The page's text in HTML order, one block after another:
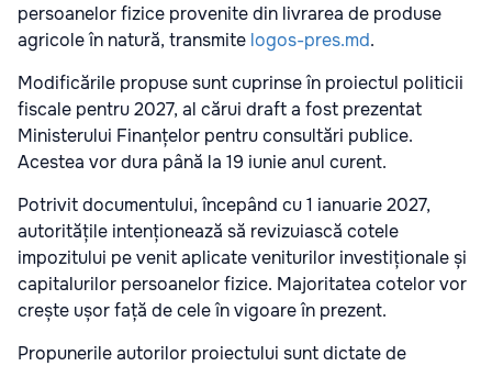
persoanelor fizice provenite din livrarea de produse
agricole în natură, transmite logos-pres.md.
Modificările propuse sunt cuprinse în proiectul politicii
fiscale pentru 2027, al cărui draft a fost prezentat
Ministerului Finanțelor pentru consultări publice.
Acestea vor dura până la 19 iunie anul curent.
Potrivit documentului, începând cu 1 ianuarie 2027,
autoritățile intenționează să revizuiască cotele
impozitului pe venit aplicate veniturilor investiționale și
capitalurilor persoanelor fizice. Majoritatea cotelor vor
crește ușor față de cele în vigoare în prezent.
Propunerile autorilor proiectului sunt dictate de